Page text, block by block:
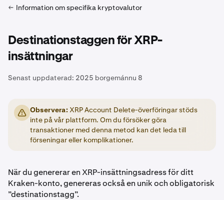
Information om specifika kryptovalutor
Destinationstaggen för XRP-
insättningar
Senast uppdaterad: 2025 borgemánnu 8
Observera:XRP Account Delete-överföringar stöds
inte på vår plattform. Om du försöker göra
transaktioner med denna metod kan det leda till
förseningar eller komplikationer.
När du genererar en XRP-insättningsadress för ditt
Kraken-konto, genereras också en unik och obligatorisk
”destinationstagg”.